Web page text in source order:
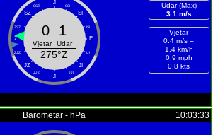
J
SZ
SI
Z E
JZ
JI
J
SSZ SSI
ZSZ ISI
ZJZ IJI
JJZ JJI
0 1
Vjetar Udar
275°Z
Udar (Max)
3.1 m/s
Vjetar
0.4 m/s =
1.4 km/h
0.9 mph
0.8 kts
Barometar - hPa 10:03:33